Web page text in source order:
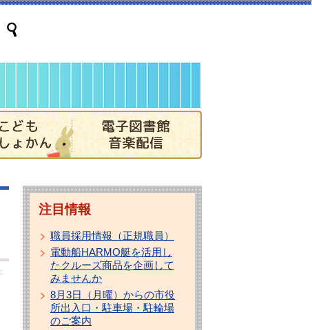
注目情報
職員採用情報（正規職員）
電動船HARMO艇を活用し
たクルーズ商品を企画して
みませんか
8月3日（月曜）からの市役
所出入口・駐車場・駐輪場
のご案内